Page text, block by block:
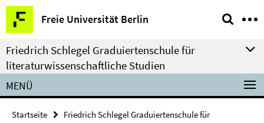
Springe
direkt
zu
Inhalt
Freie Universität Berlin
Service-
Navigation
Friedrich Schlegel Graduiertenschule für
literaturwissenschaftliche Studien
MENÜ
Startseite
Friedrich Schlegel Graduiertenschule für